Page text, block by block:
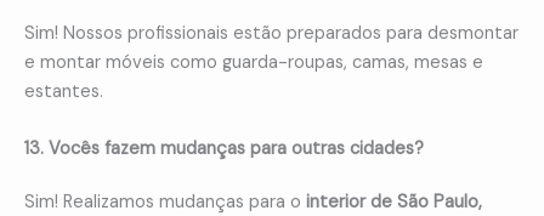
Sim! Nossos profissionais estão preparados para desmontar
e montar móveis como guarda-roupas, camas, mesas e
estantes.
13. Vocês fazem mudanças para outras cidades?
Sim! Realizamos mudanças para o interior de São Paulo,